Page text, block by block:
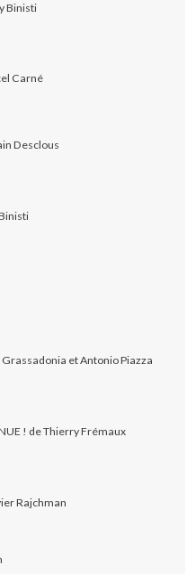
Binisti
Carné
Desclous
Grassadonia et Antonio Piazza
! de Thierry Frémaux
Rajchman